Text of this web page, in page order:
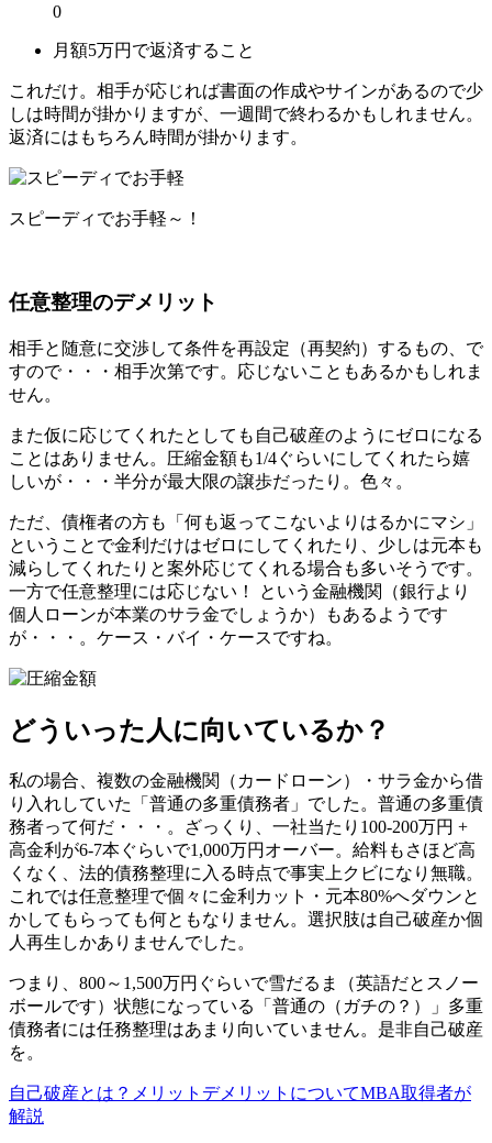
0
月額5万円で返済すること
これだけ。相手が応じれば書面の作成やサインがあるので少
しは時間が掛かりますが、一週間で終わるかもしれません。
返済にはもちろん時間が掛かります。
スピーディでお手軽～！
任意整理のデメリット
相手と随意に交渉して条件を再設定（再契約）するもの、で
すので・・・相手次第です。応じないこともあるかもしれま
せん。
また仮に応じてくれたとしても自己破産のようにゼロになる
ことはありません。圧縮金額も1/4ぐらいにしてくれたら嬉
しいが・・・半分が最大限の譲歩だったり。色々。
ただ、債権者の方も「何も返ってこないよりはるかにマシ」
ということで金利だけはゼロにしてくれたり、少しは元本も
減らしてくれたりと案外応じてくれる場合も多いそうです。
一方で任意整理には応じない！ という金融機関（銀行より
個人ローンが本業のサラ金でしょうか）もあるようです
が・・・。ケース・バイ・ケースですね。
どういった人に向いているか？
私の場合、複数の金融機関（カードローン）・サラ金から借
り入れしていた「普通の多重債務者」でした。普通の多重債
務者って何だ・・・。ざっくり、一社当たり100-200万円 +
高金利が6-7本ぐらいで1,000万円オーバー。給料もさほど高
くなく、法的債務整理に入る時点で事実上クビになり無職。
これでは任意整理で個々に金利カット・元本80%へダウンと
かしてもらっても何ともなりません。選択肢は自己破産か個
人再生しかありませんでした。
つまり、800～1,500万円ぐらいで雪だるま（英語だとスノー
ボールです）状態になっている「普通の（ガチの？）」多重
債務者には任務整理はあまり向いていません。是非自己破産
を。
自己破産とは？メリットデメリットについてMBA取得者が
解説